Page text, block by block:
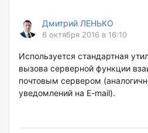
Дмитрий ЛЕНЬКО
6 октября 2016 в 16:10
Используется стандартная
вызова серверной функции
почтовым сервером
уведомлений на E-mail).